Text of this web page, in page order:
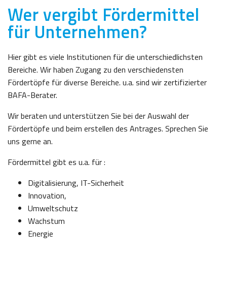
Wer vergibt Fördermittel
für Unternehmen?
Hier gibt es viele Institutionen für die unterschiedlichsten
Bereiche. Wir haben Zugang zu den verschiedensten
Fördertöpfe für diverse Bereiche. u.a. sind wir zertifizierter
BAFA-Berater.
Wir beraten und unterstützen Sie bei der Auswahl der
Fördertöpfe und beim erstellen des Antrages. Sprechen Sie
uns gerne an.
Fördermittel gibt es u.a. für :
Digitalisierung, IT-Sicherheit
Innovation,
Umweltschutz
Wachstum
Energie